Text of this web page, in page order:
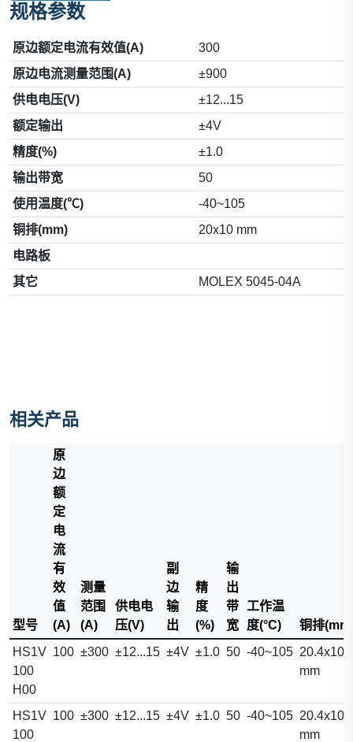
规格参数
原边额定电流有效值(A)
300
原边电流测量范围(A)
±900
供电电压(V)
±12...15
额定输出
±4V
精度(%)
±1.0
输出带宽
50
使用温度(℃)
-40~105
铜排(mm)
20x10 mm
电路板
其它
MOLEX 5045-04A
相关产品
型号
原
边
额
定
电
流
有
效
值
(A)
测量
范围
(A)
供电电
压(V)
副
边
输
出
精
度
(%)
输
出
带
宽
工作温
度(°C)
铜排
HS1V
100
H00
100 ±300 ±12...15 ±4V ±1.0 50 -40~105
mm
HS1V
100
100 ±300 ±12...15 ±4V ±1.0 50 -40~105
mm